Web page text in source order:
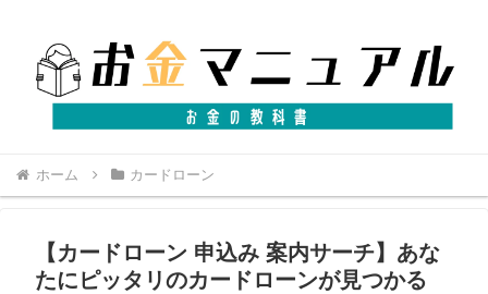
ホーム カードローン
【カードローン 申込み 案内サーチ】あな
たにピッタリのカードローンが見つかる